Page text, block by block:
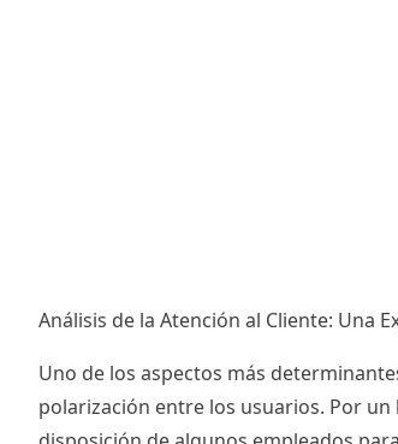
Análisis de la Atención al Cliente: Una
Uno de los aspectos más
polarización entre los usuarios. Por